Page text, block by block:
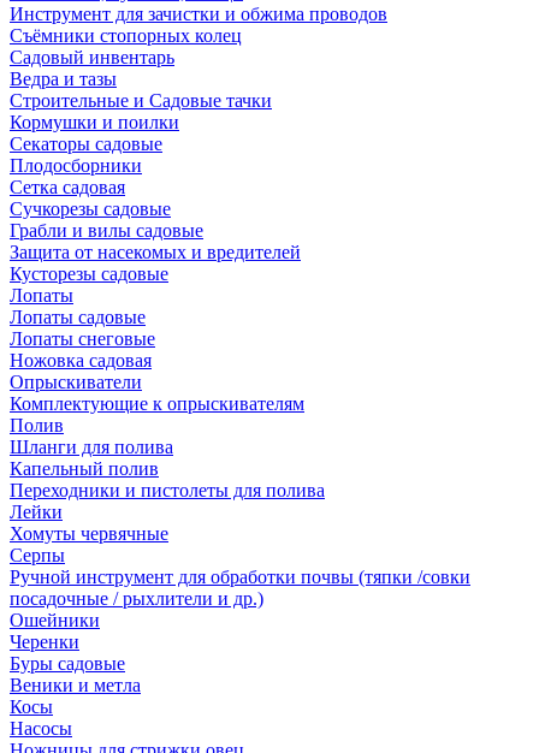
Инструмент для зачистки и обжима проводов
Съёмники стопорных колец
Садовый инвентарь
Ведра и тазы
Строительные и Садовые тачки
Кормушки и поилки
Секаторы садовые
Плодосборники
Сетка садовая
Сучкорезы садовые
Грабли и вилы садовые
Защита от насекомых и вредителей
Кусторезы садовые
Лопаты
Лопаты садовые
Лопаты снеговые
Ножовка садовая
Опрыскиватели
Комплектующие к опрыскивателям
Полив
Шланги для полива
Капельный полив
Переходники и пистолеты для полива
Лейки
Хомуты червячные
Серпы
Ручной инструмент для обработки почвы (тяпки /совки
посадочные / рыхлители и др.)
Ошейники
Черенки
Буры садовые
Веники и метла
Косы
Насосы